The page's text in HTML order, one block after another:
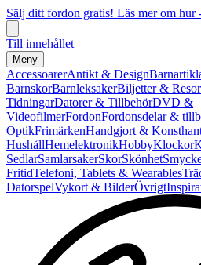
Sälj ditt fordon gratis! Läs mer om hur
Till innehållet
Meny
AccessoarerAntikt & Design
BarnskorBarnleksakerBiljetter & Resor
TidningarDatorer & TillbehörDVD &
VideofilmerFordonFordonsdelar &
OptikFrimärkenHandgjort &
HushållHemelektronikHobbyKlockor
SedlarSamlarsakerSkorSkönhet
FritidTelefoni, Tablets & Wearables
DatorspelVykort & BilderÖvrigt